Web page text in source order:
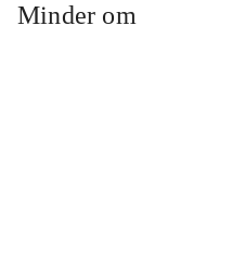
Minder om